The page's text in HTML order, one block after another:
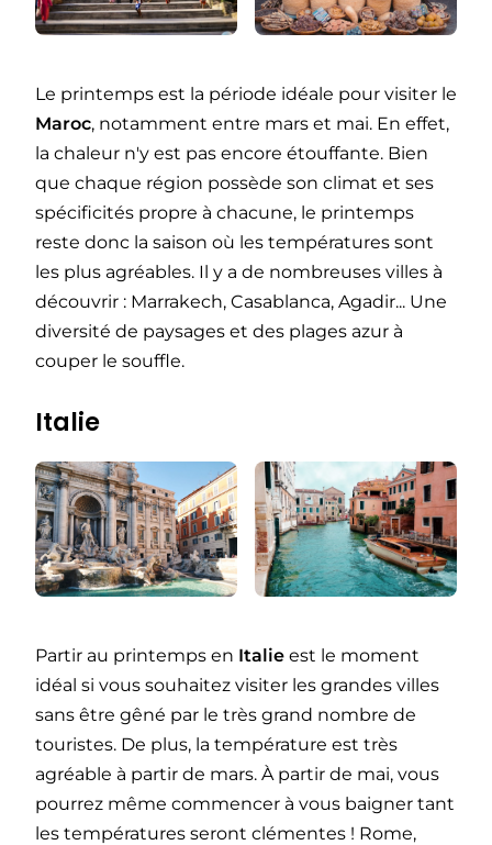
Le printemps est la période idéale pour visiter le
Maroc, notamment entre mars et mai. En effet,
la chaleur n'y est pas encore étouffante. Bien
que chaque région possède son climat et ses
spécificités propre à chacune, le printemps
reste donc la saison où les températures sont
les plus agréables. Il y a de nombreuses villes à
découvrir : Marrakech, Casablanca, Agadir... Une
diversité de paysages et des plages azur à
couper le souffle.
Italie
Partir au printemps en Italie est le moment
idéal si vous souhaitez visiter les grandes villes
sans être gêné par le très grand nombre de
touristes. De plus, la température est très
agréable à partir de mars. À partir de mai, vous
pourrez même commencer à vous baigner tant
les températures seront clémentes ! Rome,